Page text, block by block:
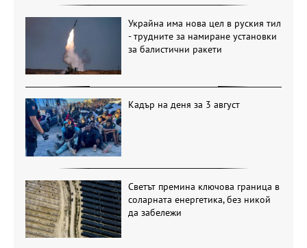
Украйна има нова цел в руския тил
- трудните за намиране установки
за балистични ракети
Кадър на деня за 3 август
Светът премина ключова граница в
соларната енергетика, без никой
да забележи